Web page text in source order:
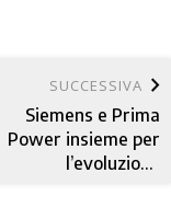
SUCCESSIVA keyboard_arrow_right
Siemens e Prima
Power insieme per
l’evoluzione